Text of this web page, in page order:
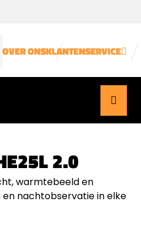
OVER ONSKLANTENSERVICE
2.0
warmtebeeld en
nachtobservatie in elke